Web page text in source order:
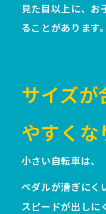
見た目以上に、お
ることがあります。
サイズ
やすくな
小さい自転車は、
ペダルが漕ぎにく
スピードが出しに